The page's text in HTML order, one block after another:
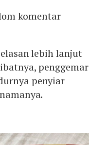
komentar
lebih lanjut
penggemar
penyiar